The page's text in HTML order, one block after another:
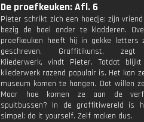
De proefkeuken: Afl. 6
Pieter schrikt zich een hoedje: zijn
bezig de boel onder te kladderen.
proefkeuken heeft hij in gekke letters
geschreven. Graffitikunst, zegt
Kliederwerk, vindt Pieter. Totdat
kliederwerk razend populair is. Het kan
museum komen te hangen. Dat willen
Maar hoe komen ze aan de
spuitbussen? In de graffitiwereld is
simpel: do it yourself. Zelf maken dus.